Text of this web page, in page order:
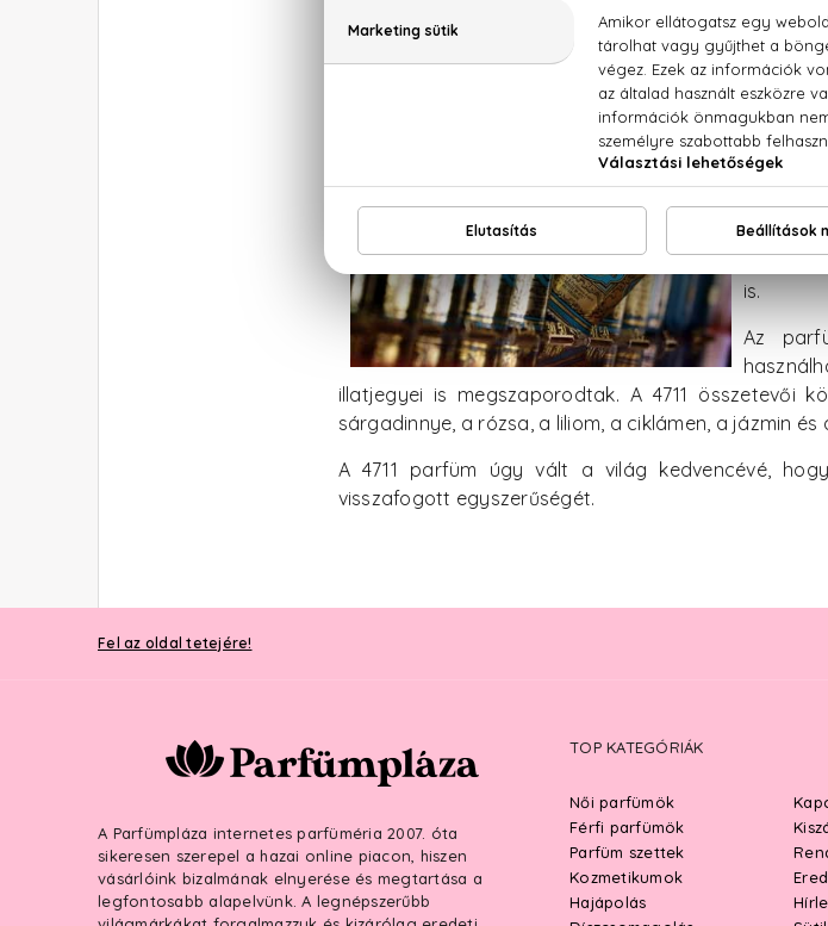
szoros értelmében fogyasztotta a kölnivizet,
is. Állítólag cukorral kedvelte a leginkább, valamint
A 4711
és
is.
Az
illatjegyei is megszaporodtak. A 4711 összetevői
sárgadinnye, a rózsa, a liliom, a ciklámen, a jázmin és
A 4711 parfüm úgy vált a világ kedvencévé,
visszafogott egyszerűségét.
Fel az oldal tetejére!
A Parfümpláza internetes parfüméria 2007. óta
sikeresen szerepel a hazai online piacon, hiszen
vásárlóink bizalmának elnyerése és megtartása a
legfontosabb alapelvünk. A legnépszerűbb
TOP KATEGÓRIÁK
Női parfümök
Férfi parfümök
Parfüm szettek
Kozmetikumok
Hajápolás